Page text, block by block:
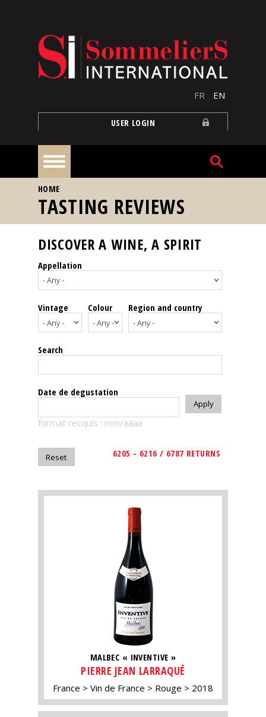
FR EN
USER LOGIN
Home
Our
events
Spirits
Tasting
reviews
The
magazine
Magazine
YOU ARE HERE
HOME
TASTING REVIEWS
DISCOVER A WINE, A SPIRIT
Appellation
Vintage Colour Region and country
Search
Date de degustation
format recquis : mm/aaaa
6205 - 6216 / 6787 RETURNS
MALBEC « INVENTIVE »
PIERRE JEAN LARRAQUÉ
France Vin de France Rouge 2018